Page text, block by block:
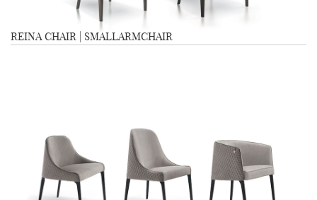
REINA CHAIR | SMALLARMCHAIR